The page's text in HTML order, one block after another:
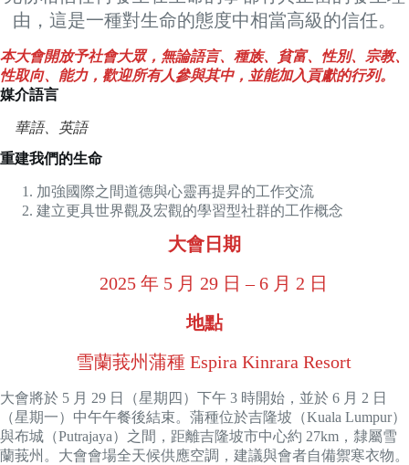
由，這是一種對生命的態度中相當高級的信任。
本大會開放予社會大眾，無論語言、種族、貧富、性別、宗教、
性取向、能力，歡迎所有人參與其中，並能加入貢獻的行列。
媒介語言
華語、英語
重建我們的生命
加強國際之間道德與心靈再提昇的工作交流
建立更具世界觀及宏觀的學習型社群的工作概念
大會日期
2025 年 5 月 29 日 – 6 月 2 日
地點
雪蘭莪州蒲種 Espira Kinrara Resort
大會將於 5 月 29 日（星期四）下午 3 時開始，並於 6 月 2 日
（星期一）中午午餐後結束。蒲種位於吉隆坡（Kuala Lumpur）
與布城（Putrajaya）之間，距離吉隆坡市中心約 27km，隸屬雪
蘭莪州。大會會場全天候供應空調，建議與會者自備禦寒衣物。